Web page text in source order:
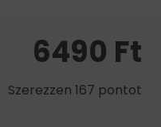
6490 Ft
Szerezzen 167 pontot